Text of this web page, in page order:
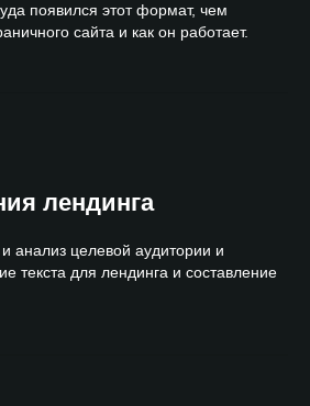
появился этот формат, чем
сайта и как он работает.
лендинга
анализ целевой аудитории и
текста для лендинга и составление